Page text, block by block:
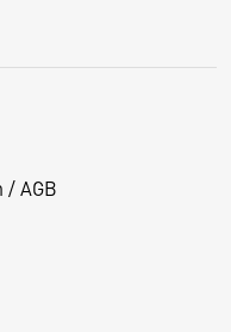
/ AGB